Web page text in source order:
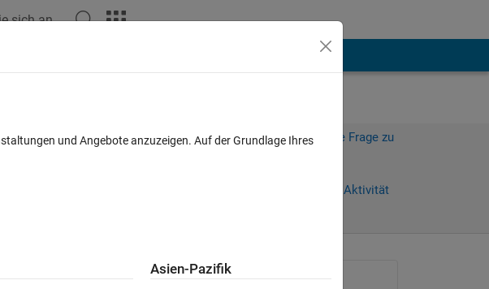
sich an
Melden Sie sich an, um diese Frage zu
Anmelden, um Aktivität
Ältere Kommentare anzeigen
und Angebote anzuzeigen. Auf der Grundlage Ihres
Asien-Pazifik